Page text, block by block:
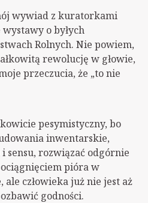
wywiad z kuratorkami
o byłych
Rolnych. Nie powiem,
rewolucję w głowie,
przeczucia, że „to nie
pesymistyczny, bo
inwentarskie,
i sensu, rozwiązać odgórnie
pióra w
człowieka już nie jest aż
godności.